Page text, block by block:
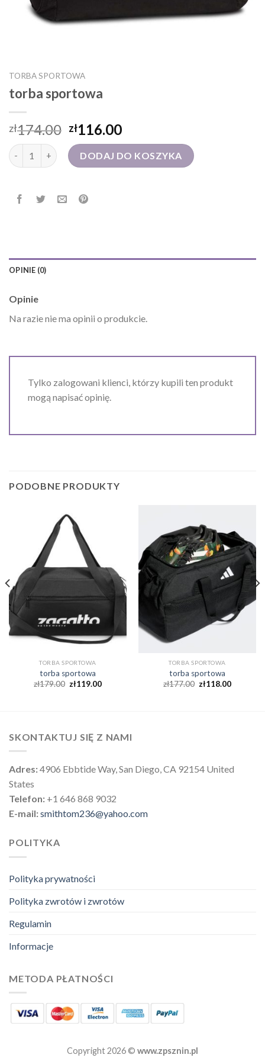
TORBA SPORTOWA
torba sportowa
zł174.00 zł116.00
ilość torba sportowaDODAJ DO KOSZYKA
OPINIE (0)
Opinie
Na razie nie ma opinii o produkcie.
Tylko zalogowani klienci, którzy kupili ten produkt
mogą napisać opinię.
PODOBNE PRODUKTY
TORBA SPORTOWA
torba sportowa
zł179.00 zł119.00
TORBA SPORTOWA
torba sportowa
zł177.00 zł118.00
SKONTAKTUJ SIĘ Z NAMI
Adres:4906 Ebbtide Way, San Diego, CA 92154 United
States
Telefon: +1 646 868 9032
E-mail:smithtom236@yahoo.com
POLITYKA
Polityka prywatności
Polityka zwrotów i zwrotów
Regulamin
Informacje
METODA PŁATNOŚCI
Copyright 2026 © www.zpsznin.pl